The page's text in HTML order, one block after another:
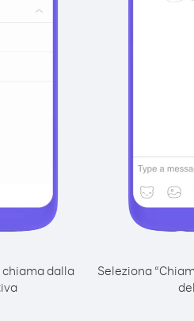
dalla
Seleziona